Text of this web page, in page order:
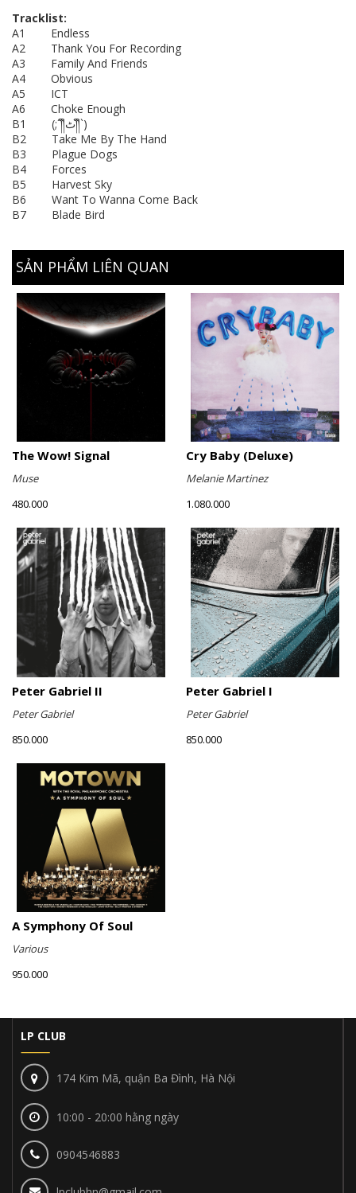
Tracklist:
A1 Endless
A2 Thank You For Recording
A3 Family And Friends
A4 Obvious
A5 ICT
A6 Choke Enough
B1 (;´༎ຶٹ༎ຶ`)
B2 Take Me By The Hand
B3 Plague Dogs
B4 Forces
B5 Harvest Sky
B6 Want To Wanna Come Back
B7 Blade Bird
SẢN PHẨM LIÊN QUAN
The Wow! Signal
Muse
480.000
Cry Baby (Deluxe)
Melanie Martinez
1.080.000
Peter Gabriel II
Peter Gabriel
850.000
Peter Gabriel I
Peter Gabriel
850.000
A Symphony Of Soul
Various
950.000
LP CLUB
174 Kim Mã, quận Ba Đình, Hà Nội
10:00 - 20:00 hằng ngày
0904546883